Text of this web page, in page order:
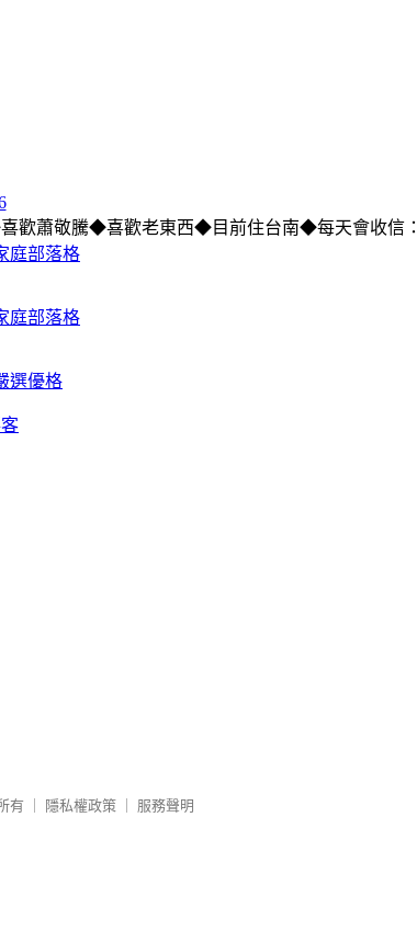
蕭敬騰◆喜歡老東西◆目前住台南◆每天會收信：
有 隱私權政策 服務聲明